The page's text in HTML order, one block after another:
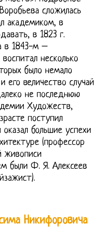
сложилась
академиком, в
в 1823 г.
в 1843-м –
несколько
было немало
его величество случай
не последнюю
Художеств,
поступил
большие успехи
(профессор
живописи
были Ф. Я. Алексеев
Никифоровича